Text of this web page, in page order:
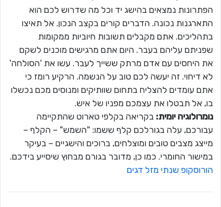
הפתרונות נמצאים בהישג יד וכל מה שדרוש לכם הוא
התארגנות נכונה. הדברים קורים בקצב הנכון. אל תאיצו
בתהליכים. אתם מקבלים תשובות חיוביות ממקומות
שפניתם עליהם בעבר. היום אתם מרגישים מוכנים לשקם
את היחסים עם אדם מרתק ששייך לעבר. עשו את 'הסולחה'
לא דיחוי. זה יעשה לכם טוב על הנשמה. הרקיע רומז כי
אתם עומדים להצליח בתחום שוותיקים ומנוסים מכם נכשלו
בו, אל תבטלו את עצמכם מפניו של איש.
נומרולוגיה יומית: בקריאה בקלפי טארוט שהתקיימה
עבורכם, עלה בגורלכם קלף ששמו: "השמש" – הקלף –
מייצג מצבים טובים ומוצלחים, ברוכים והישגיים – בעיקר
במישור החומרי. כמו כן, מדובר בגורם מבחוץ שיסייע בידכם.
הורוסקופ שנתי מזל דגים